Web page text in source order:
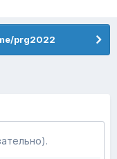
prg2022